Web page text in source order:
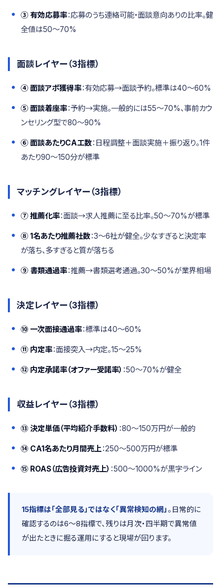
③ 有効応募率：応募のうち連絡可能・面談意向ありの比率。健
全値は50〜70%
面談レイヤー（3指標）
④ 面談アポ獲得率：有効応募→面談予約。標準は40〜60%
⑤ 面談着座率：予約→実施。一般的には55〜70%、事前カウ
ンセリング型で80〜90%
⑥ 面談あたりCA工数：日程調整＋面談実施＋振り返り。1件
あたり90〜150分が標準
マッチングレイヤー（3指標）
⑦ 推薦化率：面談→求人推薦に至る比率。50〜70%が標準
⑧ 1名あたり推薦社数：3〜6社が健全。少なすぎると決定率
が落ち、多すぎると質が落ちる
⑨ 書類通過率：推薦→書類選考通過。30〜50%が業界相場
決定レイヤー（3指標）
⑩ 一次面接通過率：標準は40〜60%
⑪ 内定率：面接突入→内定。15〜25%
⑫ 内定承諾率（オファー受諾率） ：50〜70%が健全
収益レイヤー（3指標）
⑬ 決定単価（平均紹介手数料） ：80〜150万円が一般的
⑭ CA1名あたり月間売上：250〜500万円が標準
⑮ ROAS（広告投資対売上） ：500〜1000%が黒字ライン
15指標は「全部見る」ではなく「異常検知の網」 。日常的に
確認するのは6〜8指標で、残りは月次・四半期で異常値
が出たときに掘る運用にすると現場が回ります。